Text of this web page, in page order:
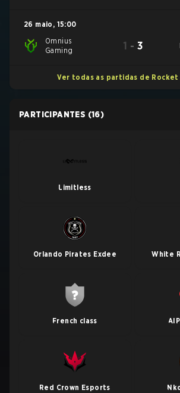
26 maio , 15:00
Omnius
Gaming
1 - 3
Ver todas as partidas de Rocket
PARTICIPANTES (16)
Limitless
Orlando Pirates Exdee White
French class
Red Crown Esports